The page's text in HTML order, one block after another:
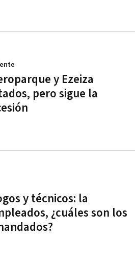
y Ezeiza
pero sigue la
y técnicos: la
¿cuáles son los